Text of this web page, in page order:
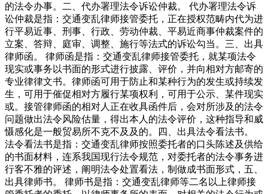
的法令办事。二、代办署理法令诉讼仲裁。 代办署理法令诉
讼仲裁是指：交通变乱律师接管委托，正在授权范畴内代为进
行平易近事、刑事、行政、劳动仲裁、平易近商事仲裁案件的
立案、答辩、庭审、调整、施行等法式的诉讼勾当。三、出具
律师函。 律师函是指：交通变乱律师接管委托，就某项法令
现实或事务以书面的形式进行披露、评价，并向相对方邮寄的
专业律律文书。律师函可用于防止和某种行为的发生或持续发
生，可用于催促相对方履行某项权利，可用于公示、某件现实
或。接管律师函的相对人正在收具函件后，会对所涉及的法令
问题做出法令风险估量，得出本人的法令评价，这种指导和威
慑感化是一般贸易所不克不及及的。四、出具法令看法书。
法令看法书是指：交通变乱律师按照委托者的口头陈述及供给
的书面材料，连系我国现行法令规范，对委托者的法令事务进
行客不雅的评述，阐明法令处置看法，制做成书面形式，五、
出具律师书。 律师书是指：交通变乱律师等二名以上律师接